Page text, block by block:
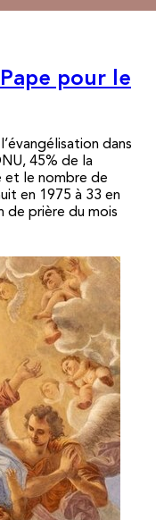
pour le
dans
45% de la
et le nombre de
en 1975 à 33 en
de prière du mois